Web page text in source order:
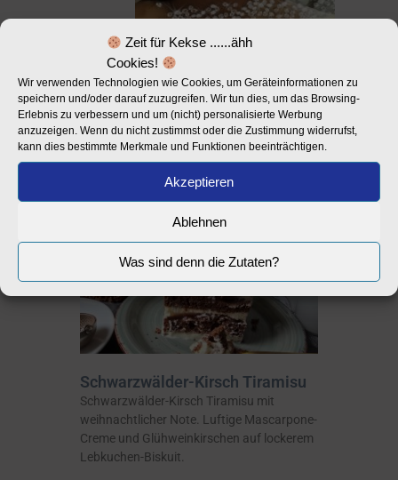
Zeit für Kekse ......ähh
Cookies!
Wir verwenden Technologien wie Cookies, um Geräteinformationen zu
speichern und/oder darauf zuzugreifen. Wir tun dies, um das Browsing-
Erlebnis zu verbessern und um (nicht) personalisierte Werbung
anzuzeigen. Wenn du nicht zustimmst oder die Zustimmung widerrufst,
kann dies bestimmte Merkmale und Funktionen beeinträchtigen.
Akzeptieren
Ablehnen
Was sind denn die Zutaten?
Ich bin Martina, koche, backe und
schreibe hier.
Schau dich ein wenig hier und auf meinem
YouTube-Kanal um.
Und bei Fragen, schreibe mir gerne.
Schwarzwälder-Kirsch Tiramisu
Schwarzwälder-Kirsch Tiramisu mit
weihnachtlicher Note. Luftige Mascarpone-
Creme und Glühweinkirschen auf lockerem
Lebkuchen-Biskuit.